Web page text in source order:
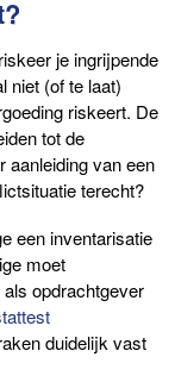
je ingrijpende
niet (of te laat)
riskeert. De
tot de
aanleiding van een
terecht?
een inventarisatie
moet
opdrachtgever
duidelijk vast